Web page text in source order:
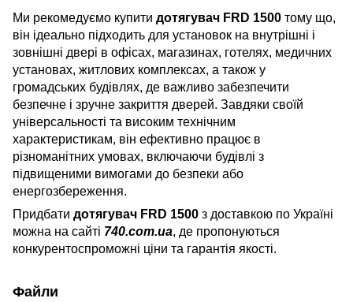
Ми рекомедуємо купити дотягувач FRD 1500 тому що,
він ідеально підходить для установок на внутрішні і
зовнішні двері в офісах, магазинах, готелях, медичних
установах, житлових комплексах, а також у
громадських будівлях, де важливо забезпечити
безпечне і зручне закриття дверей. Завдяки своїй
універсальності та високим технічним
характеристикам, він ефективно працює в
різноманітних умовах, включаючи будівлі з
підвищеними вимогами до безпеки або
енергозбереження.
Придбати дотягувач FRD 1500 з доставкою по Україні
можна на сайті 740.com.ua, де пропонуються
конкурентоспроможні ціни та гарантія якості.
Файли